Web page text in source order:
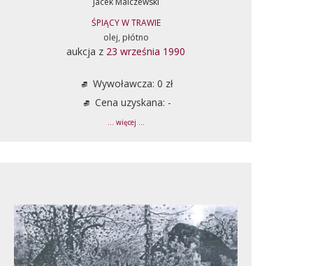
ŚPIĄCY W TRAWIE
olej, płótno
aukcja z 23 września 1990
Wywoławcza: 0 zł
Cena uzyskana: -
... więcej ...